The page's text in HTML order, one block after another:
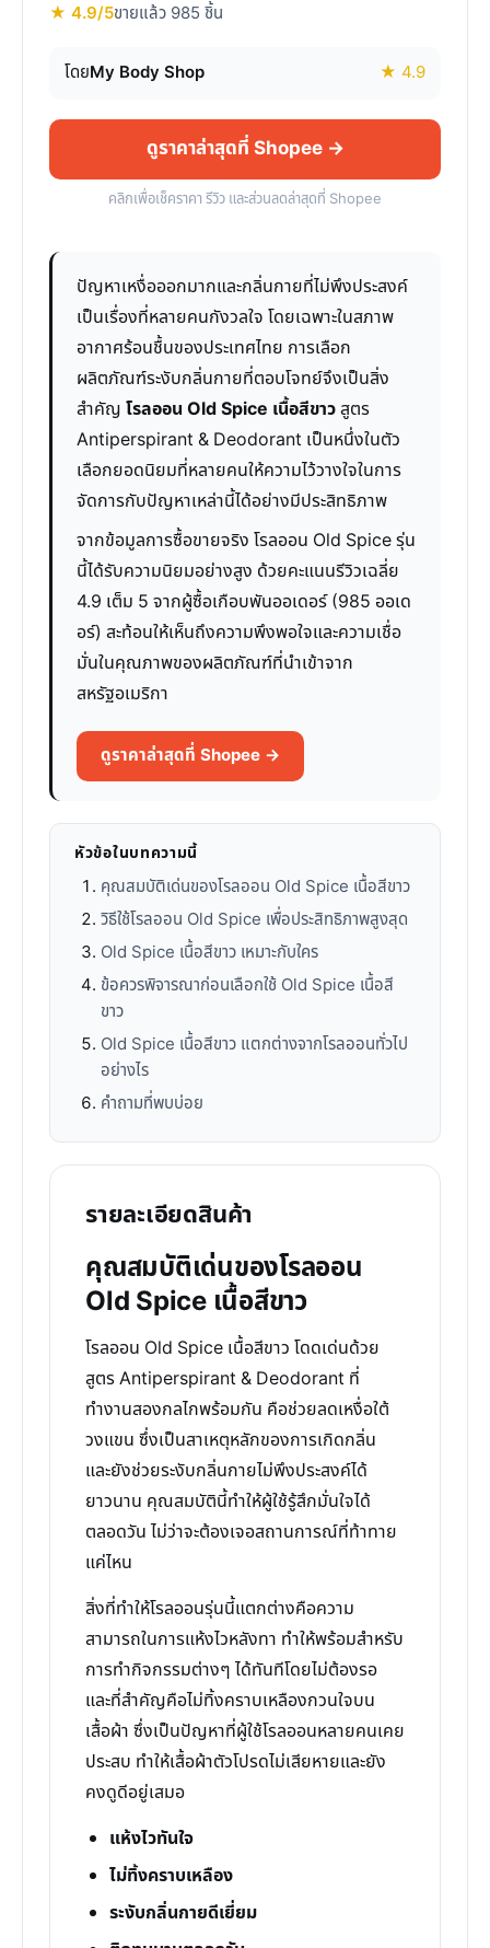
★ 4.9/5ขายแล้ว 985 ชิ้น
โดยMy Body Shop ★ 4.9
ดูราคาล่าสุดที่ Shopee →
คลิกเพื่อเช็คราคา รีวิว และส่วนลดล่าสุดที่ Shopee
ปัญหาเหงื่อออกมากและกลิ่นกายที่ไม่พึงประสงค์
เป็นเรื่องที่หลายคนกังวลใจ โดยเฉพาะในสภาพ
อากาศร้อนชื้นของประเทศไทย การเลือก
ผลิตภัณฑ์ระงับกลิ่นกายที่ตอบโจทย์จึงเป็นสิ่ง
สำคัญ โรลออน Old Spice เนื้อสีขาวสูตร
Antiperspirant & Deodorant เป็นหนึ่งในตัว
เลือกยอดนิยมที่หลายคนให้ความไว้วางใจในการ
จัดการกับปัญหาเหล่านี้ได้อย่างมีประสิทธิภาพ
จากข้อมูลการซื้อขายจริง โรลออน Old Spice รุ่น
นี้ได้รับความนิยมอย่างสูง ด้วยคะแนนรีวิวเฉลี่ย
4.9 เต็ม 5 จากผู้ซื้อเกือบพันออเดอร์ (985 ออเด
อร์) สะท้อนให้เห็นถึงความพึงพอใจและความเชื่อ
มั่นในคุณภาพของผลิตภัณฑ์ที่นำเข้าจาก
สหรัฐอเมริกา
ดูราคาล่าสุดที่ Shopee →
หัวข้อในบทความนี้
คุณสมบัติเด่นของโรลออน Old Spice เนื้อสีขาว
วิธีใช้โรลออน Old Spice เพื่อประสิทธิภาพสูงสุด
Old Spice เนื้อสีขาว เหมาะกับใคร
ข้อควรพิจารณาก่อนเลือกใช้ Old Spice เนื้อสี
ขาว
Old Spice เนื้อสีขาว แตกต่างจากโรลออนทั่วไป
อย่างไร
คำถามที่พบบ่อย
รายละเอียดสินค้า
คุณสมบัติเด่นของโรลออน
Old Spice เนื้อสีขาว
โรลออน Old Spice เนื้อสีขาว โดดเด่นด้วย
สูตร Antiperspirant & Deodorant ที่
ทำงานสองกลไกพร้อมกัน คือช่วยลดเหงื่อใต้
วงแขน ซึ่งเป็นสาเหตุหลักของการเกิดกลิ่น
และยังช่วยระงับกลิ่นกายไม่พึงประสงค์ได้
ยาวนาน คุณสมบัตินี้ทำให้ผู้ใช้รู้สึกมั่นใจได้
ตลอดวัน ไม่ว่าจะต้องเจอสถานการณ์ที่ท้าทาย
แค่ไหน
สิ่งที่ทำให้โรลออนรุ่นนี้แตกต่างคือความ
สามารถในการแห้งไวหลังทา ทำให้พร้อมสำหรับ
การทำกิจกรรมต่างๆ ได้ทันทีโดยไม่ต้องรอ
และที่สำคัญคือไม่ทิ้งคราบเหลืองกวนใจบน
เสื้อผ้า ซึ่งเป็นปัญหาที่ผู้ใช้โรลออนหลายคนเคย
ประสบ ทำให้เสื้อผ้าตัวโปรดไม่เสียหายและยัง
คงดูดีอยู่เสมอ
แห้งไวทันใจ
ไม่ทิ้งคราบเหลือง
ระงับกลิ่นกายดีเยี่ยม